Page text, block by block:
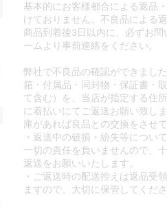
基本的にお客様都合による返品
けておりません。不良品による
商品到着後3日以内に、必ずお問
ームより事前連絡をください。
弊社で不良品の確認ができまし
箱・付属品・同封物・保証書・
て含む）を、当店が指定する住
に着払いにてご返送お願い致し
庫があれば良品との交換をさせ
・返送中の破損・紛失等につい
一切の責任を負いませんので、
返送をお願いいたします。
・ご返送時の配送控えは返品受
ますので、大切に保管してくだ